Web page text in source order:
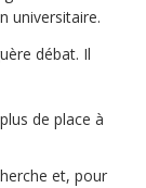
universitaire.
débat. Il
de place à
et, pour